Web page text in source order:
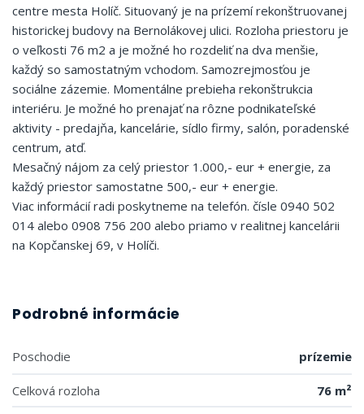
centre mesta Holíč. Situovaný je na prízemí rekonštruovanej
historickej budovy na Bernolákovej ulici. Rozloha priestoru je
o veľkosti 76 m2 a je možné ho rozdeliť na dva menšie,
každý so samostatným vchodom. Samozrejmosťou je
sociálne zázemie. Momentálne prebieha rekonštrukcia
interiéru. Je možné ho prenajať na rôzne podnikateľské
aktivity - predajňa, kancelárie, sídlo firmy, salón, poradenské
centrum, atď.
Mesačný nájom za celý priestor 1.000,- eur + energie, za
každý priestor samostatne 500,- eur + energie.
Viac informácií radi poskytneme na telefón. čísle 0940 502
014 alebo 0908 756 200 alebo priamo v realitnej kancelárii
na Kopčanskej 69, v Holíči.
Podrobné informácie
Poschodie prízemie
Celková rozloha
76 m²